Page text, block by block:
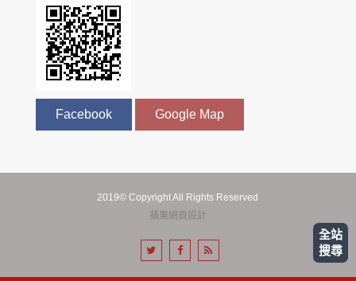
全站
搜尋
Facebook Google Map
2019© Copyright All Rights Reserved
蘋果網頁設計